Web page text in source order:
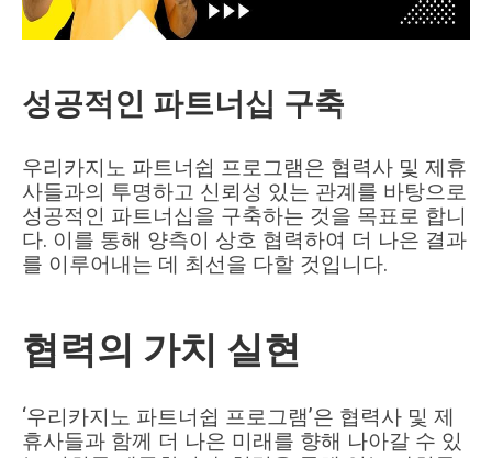
성공적인 파트너십 구축
우리카지노 파트너쉽 프로그램은 협력사 및 제휴
사들과의 투명하고 신뢰성 있는 관계를 바탕으로
성공적인 파트너십을 구축하는 것을 목표로 합니
다. 이를 통해 양측이 상호 협력하여 더 나은 결과
를 이루어내는 데 최선을 다할 것입니다.
협력의 가치 실현
‘우리카지노 파트너쉽 프로그램’은 협력사 및 제
휴사들과 함께 더 나은 미래를 향해 나아갈 수 있